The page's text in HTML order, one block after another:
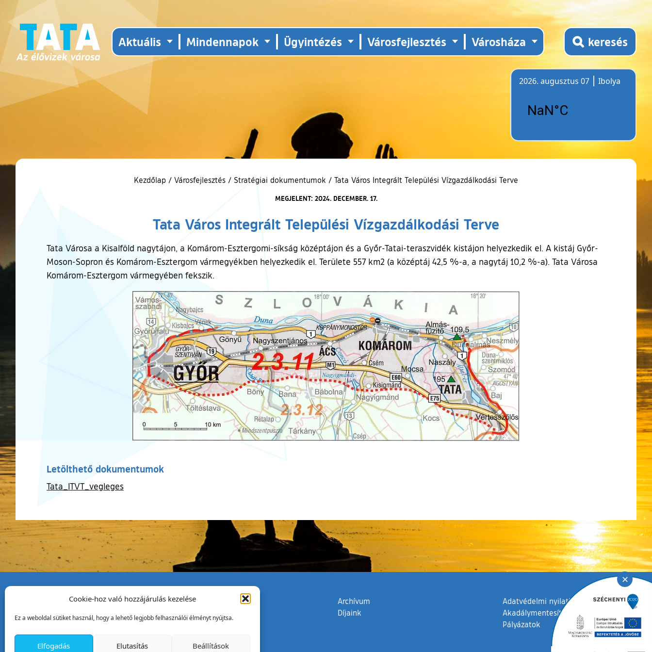
Cookie-hoz való hozzájárulás kezelése
Ez a weboldal sütiket használ, hogy a lehető legjobb felhasználói élményt nyújtsa.
Elfogadás Elutasítás Beállítások
Aktuális Mindennapok Ügyintézés Városfejlesztés Városháza keresés
2026. augusztus 07
Ibolya
Kezdőlap / Városfejlesztés / Stratégiai dokumentumok / Tata Város Integrált Települési Vízgazdálkodási Terve
MEGJELENT: 2024. DECEMBER. 17.
Tata Város Integrált Települési Vízgazdálkodási Terve
Tata Városa a Kisalföld nagytájon, a Komárom-Esztergomi-síkság középtájon és a Győr-Tatai-teraszvidék kistájon helyezkedik el. A kistáj Győr-
Moson-Sopron és Komárom-Esztergom vármegyékben helyezkedik el. Területe 557 km2 (a középtáj 42,5 %-a, a nagytáj 10,2 %-a). Tata Városa
Komárom-Esztergom vármegyében fekszik.
Letölthető dokumentumok
Tata_ITVT_vegleges
Tata Város Önkormányzata
2890 Tata, Kossuth tér 1.
Archívum
Díjaink
Adatvédelmi nyilatkozat
Akadálymentesítési nyilatkozat
Pályázatok
✕